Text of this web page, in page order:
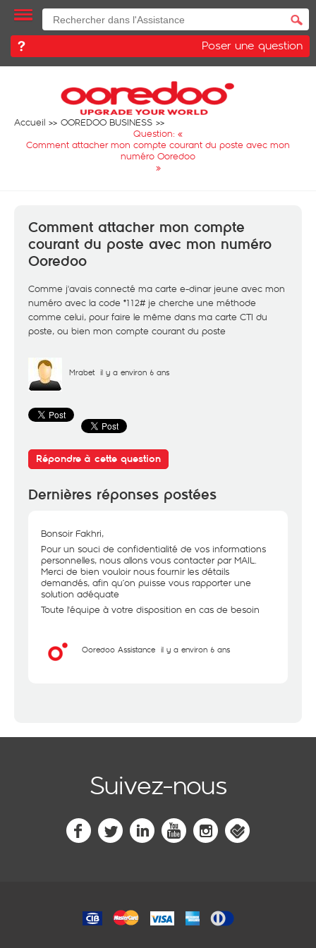
Poser une question
Accueil
OOREDOO BUSINESS
Question: «
Comment attacher mon compte courant du poste avec mon
numéro Ooredoo
»
Comment attacher mon compte
courant du poste avec mon numéro
Ooredoo
Comme j'avais connecté ma carte e-dinar jeune avec mon
numéro avec la code *112# je cherche une méthode
comme celui, pour faire le même dans ma carte CTI du
poste, ou bien mon compte courant du poste
Mrabet il y a environ 6 ans
Répondre à cette question
Dernières réponses postées
Bonsoir Fakhri,
Pour un souci de confidentialité de vos informations
personnelles, nous allons vous contacter par MAIL.
Merci de bien vouloir nous fournir les détails
demandés, afin qu’on puisse vous rapporter une
solution adéquate
Toute l'équipe à votre disposition en cas de besoin
Ooredoo Assistance il y a environ 6 ans
Suivez-nous